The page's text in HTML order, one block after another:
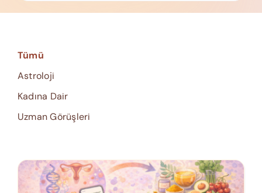
Tümü
Astroloji
Kadına Dair
Uzman Görüşleri